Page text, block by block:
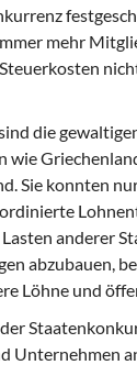
mehr
die
wie
Sie konnten
anderer
abzubauen,
Löhne und
Unternehmen